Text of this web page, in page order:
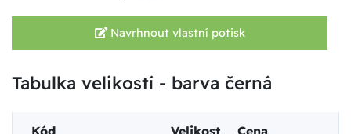
Navrhnout vlastní potisk
Tabulka velikostí - barva černá
Kód Velikost
Cena